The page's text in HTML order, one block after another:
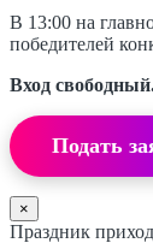
В 13:00 на
победителей
Вход
Подать
×
Праздник